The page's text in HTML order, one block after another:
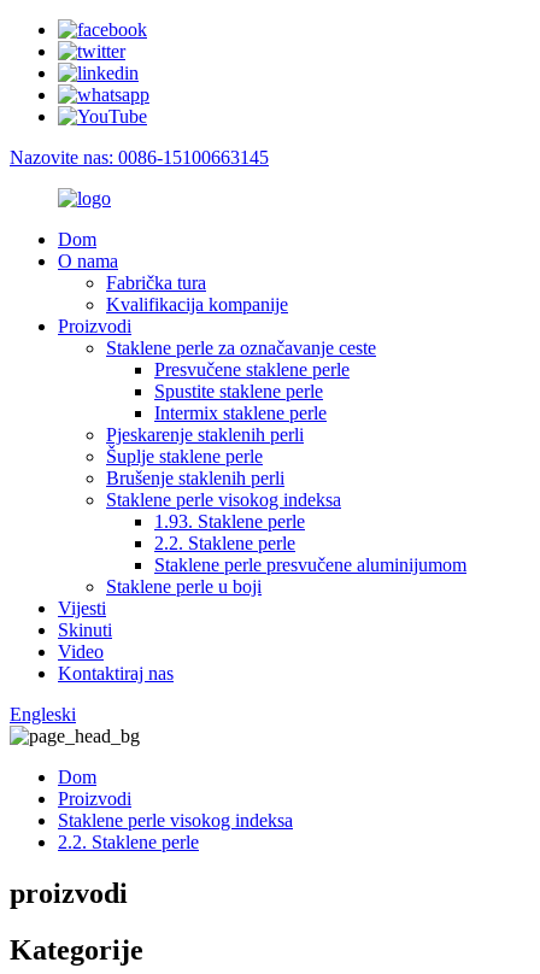
Nazovite nas: 0086-15100663145
Dom
O nama
Fabrička tura
Kvalifikacija kompanije
Proizvodi
Staklene perle za označavanje ceste
Presvučene staklene perle
Spustite staklene perle
Intermix staklene perle
Pjeskarenje staklenih perli
Šuplje staklene perle
Brušenje staklenih perli
Staklene perle visokog indeksa
1.93. Staklene perle
2.2. Staklene perle
Staklene perle presvučene aluminijumom
Staklene perle u boji
Vijesti
Skinuti
Video
Kontaktiraj nas
Engleski
Dom
Proizvodi
Staklene perle visokog indeksa
2.2. Staklene perle
proizvodi
Kategorije